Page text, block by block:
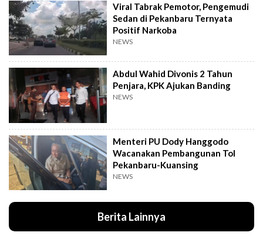
Viral Tabrak Pemotor, Pengemudi
Sedan di Pekanbaru Ternyata
Positif Narkoba
NEWS
Abdul Wahid Divonis 2 Tahun
Penjara, KPK Ajukan Banding
NEWS
Menteri PU Dody Hanggodo
Wacanakan Pembangunan Tol
Pekanbaru-Kuansing
NEWS
Berita Lainnya